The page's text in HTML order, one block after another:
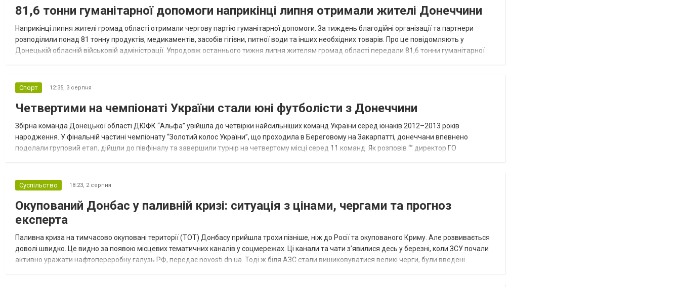
81,6 тонни гуманітарної допомоги наприкінці липня отримали жителі Донеччини
Наприкінці липня жителі громад області отримали чергову партію гуманітарної допомоги. За тиждень благодійні організації та партнери
розподілили понад 81 тонну продуктів, медикаментів, засобів гігієни, питної води та інших необхідних товарів. Про це повідомляють у
Донецькій обласній військовій адміністрації. Упродовж останнього тижня липня жителям громад області передали 81,6 тонни гуманітарної
Спорт 12:35, 3 серпня
Четвертими на чемпіонаті України стали юні футболісти з Донеччини
Збірна команда Донецької області ДЮФК “Альфа” увійшла до четвірки найсильніших команд України серед юнаків 2012–2013 років
народження. У фінальній частині чемпіонату “Золотий колос України”, що проходила в Береговому на Закарпатті, донеччани впевнено
подолали груповий етап, дійшли до півфіналу та завершили турнір на четвертому місці серед 11 команд. Як розповів “” директор ГО
Суспільство 18:23, 2 серпня
Окупований Донбас у паливній кризі: ситуація з цінами, чергами та прогноз
експерта
Паливна криза на тимчасово окуповані території (ТОТ) Донбасу прийшла трохи пізніше, ніж до Росії та окупованого Криму. Але розвивається
доволі швидко. Це видно за появою місцевих тематичних каналів у соцмережах. Ці канали та чати з’явилися десь у березні, коли ЗСУ почали
активно уражати нафтопереробну галузь РФ, передає novosti.dn.ua. Тоді ж біля АЗС стали вишиковуватися великі черги, були введені